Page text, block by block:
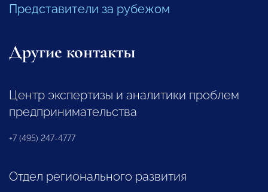
Представители за рубежом
Другие контакты
Центр экспертизы и аналитики проблем
предпринимательства
+7 (495) 247-4777
Отдел регионального развития